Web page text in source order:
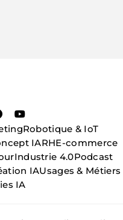
Robotique & IoT
IARHE-commerce
Industrie 4.0Podcast
IAUsages & Métiers
IA